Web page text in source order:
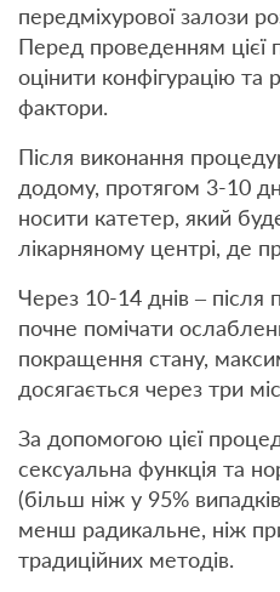
передміхурової залози
Перед проведенням
оцінити конфігурацію та
фактори.
Після виконання
додому, протягом 3-10
носити катетер, який
лікарняному центрі, де
Через 10-14 днів – після
почне помічати
покращення стану,
досягається через три
За допомогою цієї
сексуальна функція та
(більш ніж у 95%
менш радикальне, ніж
традиційних методів.